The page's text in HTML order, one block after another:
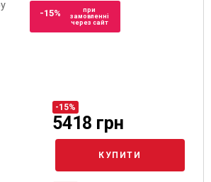
-15%
при
замовленні
через сайт
-15%
5418 грн
КУПИТИ